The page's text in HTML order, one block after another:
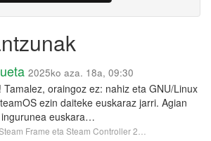
2025ko aza. 18a, 09:30
Tamalez, oraingoz ez: nahiz eta GNU/Linux
ezin daiteke euskaraz jarri. Agian
euskara…
Frame eta Steam Controller 2…